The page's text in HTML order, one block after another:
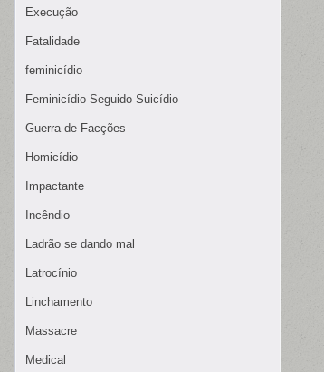
Execução
Fatalidade
feminicídio
Feminicídio Seguido Suicídio
Guerra de Facções
Homicídio
Impactante
Incêndio
Ladrão se dando mal
Latrocínio
Linchamento
Massacre
Medical